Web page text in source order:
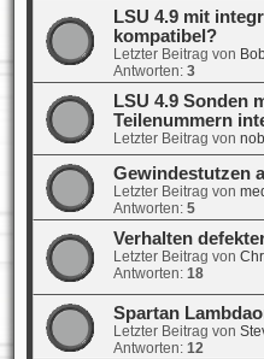
LSU 4.9 mit
kompatibel?
Letzter Beitrag von
Antworten: 3
LSU 4.9 Sonden
Teilenummern
Letzter Beitrag von
Gewindestutzen
Letzter Beitrag von
Antworten: 5
Verhalten
Letzter Beitrag von
Antworten: 18
Spartan
Letzter Beitrag von
Antworten: 12